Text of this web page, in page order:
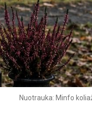
Nuotrauka: Minfo